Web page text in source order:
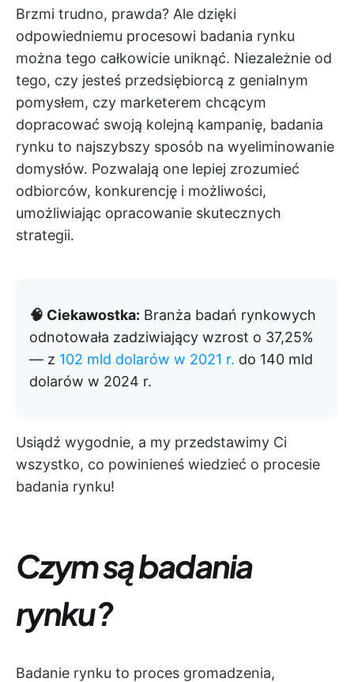
Brzmi trudno, prawda? Ale dzięki
odpowiedniemu procesowi badania rynku
można tego całkowicie uniknąć. Niezależnie od
tego, czy jesteś przedsiębiorcą z genialnym
pomysłem, czy marketerem chcącym
dopracować swoją kolejną kampanię, badania
rynku to najszybszy sposób na wyeliminowanie
domysłów. Pozwalają one lepiej zrozumieć
odbiorców, konkurencję i możliwości,
umożliwiając opracowanie skutecznych
strategii.
🧠 Ciekawostka: Branża badań rynkowych
odnotowała zadziwiający wzrost o 37,25%
— z 102 mld dolarów w 2021 r. do 140 mld
dolarów w 2024 r.
Usiądź wygodnie, a my przedstawimy Ci
wszystko, co powinieneś wiedzieć o procesie
badania rynku!
Czym są badania
rynku?
Badanie rynku to proces gromadzenia,